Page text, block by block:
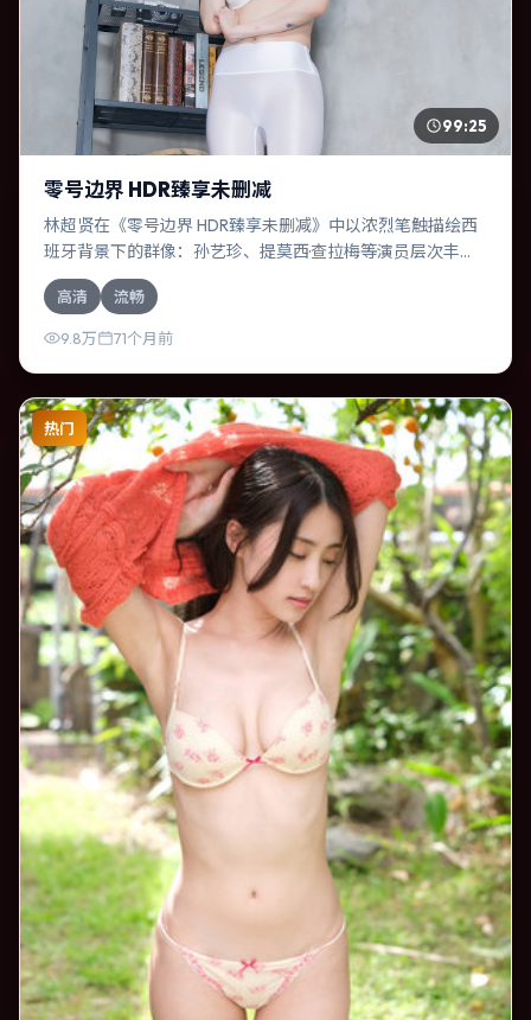
99:25
零号边界 HDR臻享未删减
林超贤在《零号边界 HDR臻享未删减》中以浓烈笔触描绘西
班牙背景下的群像：孙艺珍、提莫西·查拉梅等演员层次丰
富。作为一部奇幻作品，故事从日常裂缝切入，逐步推向不
可逆转的结局；视听语言统一，情感落点克制有力。
高清 流畅
9.8万 71个月前
热门